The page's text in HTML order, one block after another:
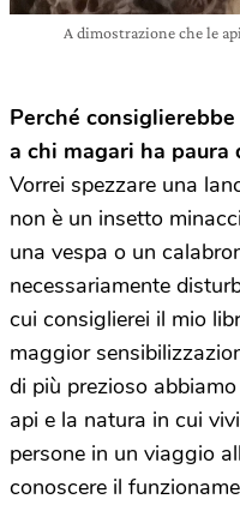
A dimostrazione che le
Perché
a chi magari ha paura
Vorrei spezzare una
non è un insetto
una vespa o un
necessariamente
cui consiglierei il mio
maggior
di più prezioso
api e la natura in cui
persone in un viaggio
conoscere il